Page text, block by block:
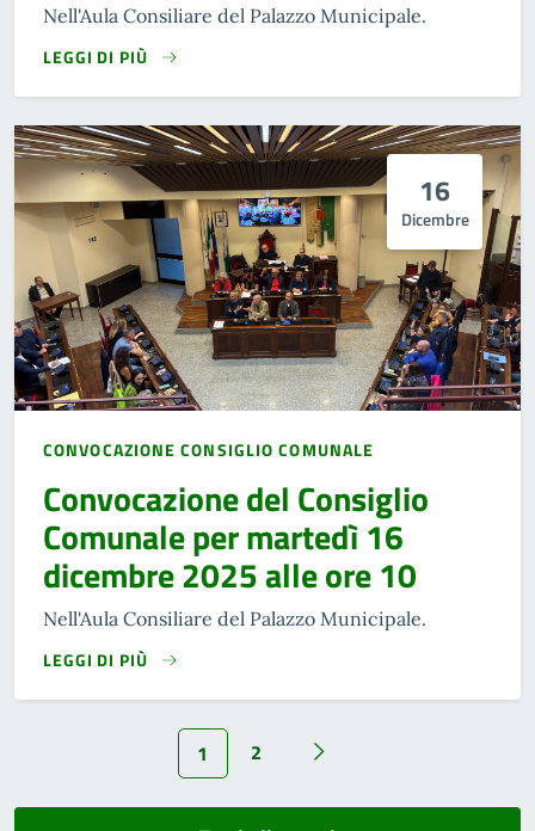
Nell'Aula Consiliare del Palazzo Municipale.
LEGGI DI PIÙ
16
Dicembre
CONVOCAZIONE CONSIGLIO COMUNALE
Convocazione del Consiglio
Comunale per martedì 16
dicembre 2025 alle ore 10
Nell'Aula Consiliare del Palazzo Municipale.
LEGGI DI PIÙ
1 2